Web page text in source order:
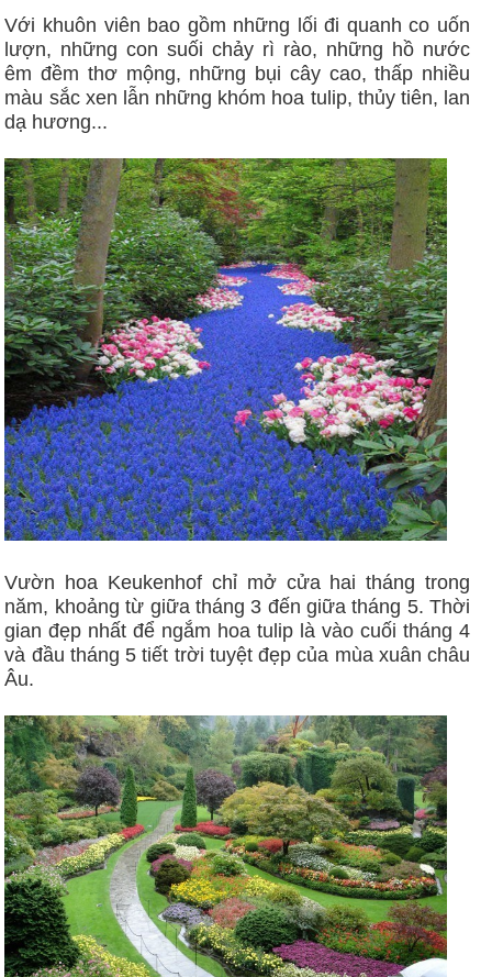
Với khuôn viên bao gồm những lối đi quanh co uốn
lượn, những con suối chảy rì rào, những hồ nước
êm đềm thơ mộng, những bụi cây cao, thấp nhiều
màu sắc xen lẫn những khóm hoa tulip, thủy tiên, lan
dạ hương...
Vườn hoa Keukenhof chỉ mở cửa hai tháng trong
năm, khoảng từ giữa tháng 3 đến giữa tháng 5. Thời
gian đẹp nhất để ngắm hoa tulip là vào cuối tháng 4
và đầu tháng 5 tiết trời tuyệt đẹp của mùa xuân châu
Âu.